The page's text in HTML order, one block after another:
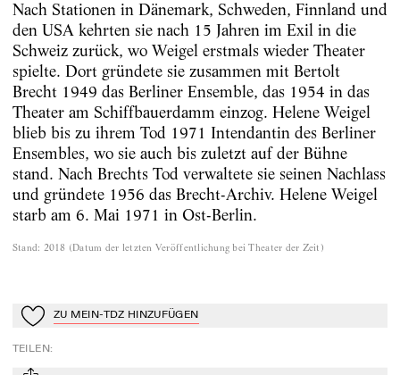
Nach Stationen in Dänemark, Schweden, Finnland und
den USA kehrten sie nach 15 Jahren im Exil in die
Schweiz zurück, wo Weigel erstmals wieder Theater
spielte. Dort gründete sie zusammen mit Bertolt
Brecht 1949 das Berliner Ensemble, das 1954 in das
Theater am Schiffbauerdamm einzog. Helene Weigel
blieb bis zu ihrem Tod 1971 Intendantin des Berliner
Ensembles, wo sie auch bis zuletzt auf der Bühne
stand. Nach Brechts Tod verwaltete sie seinen Nachlass
und gründete 1956 das Brecht-Archiv. Helene Weigel
starb am 6. Mai 1971 in Ost-Berlin.
Stand: 2018 (Datum der letzten Veröffentlichung bei Theater der Zeit )
Zu Mein-TdZ hinzufügen
ZU MEIN-TDZ HINZUFÜGEN
TEILEN: